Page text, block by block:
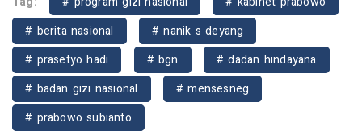
# berita nasional
# nanik s deyang
# prasetyo hadi
# bgn
# dadan hindayana
# badan gizi nasional
# mensesneg
# prabowo subianto